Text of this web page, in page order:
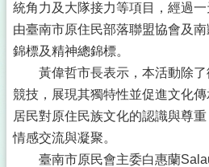
統角力及大隊接力等項目，經過
由臺南市原住民部落聯盟協會及
錦標及精神總錦標。
黃偉哲市長表示，本活動除了
競技，展現其獨特性並促進文化
居民對原住民族文化的認識與尊
情感交流與凝聚。
臺南市原民會主委白惠蘭